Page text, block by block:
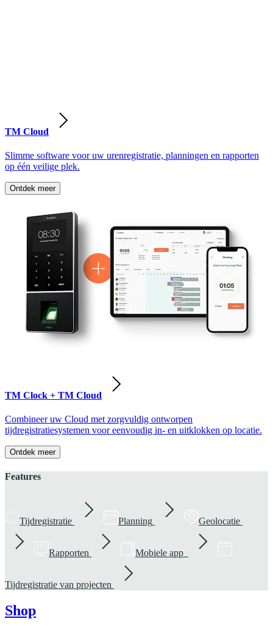
TM Cloud
Slimme software voor uw urenregistratie, planningen en rapporten
op één veilige plek.
Ontdek meer
TM Clock + TM Cloud
Combineer uw Cloud met zorgvuldig ontworpen
tijdregistratiesystemen voor eenvoudig in- en uitklokken op locatie.
Ontdek meer
Features
Tijdregistratie Planning Geolocatie
Rapporten Mobiele app
Tijdregistratie van projecten
Shop